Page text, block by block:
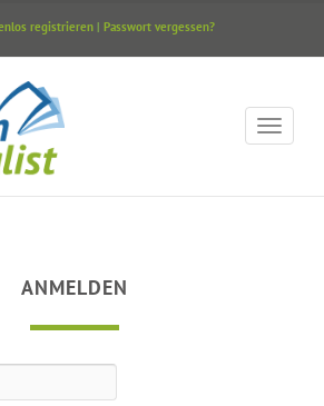
registrieren | Passwort vergessen?
ANMELDEN